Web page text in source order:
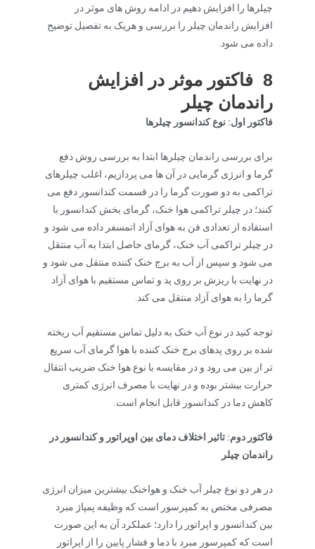
چیلرها را افزایش دهیم در ادامه روش های موثر در
افزایش راندمان چیلر را بررسی و هریک به تفصیل توضیح
داده می شود.
8 فاکتور موثر در افزایش
راندمان چیلر
فاکتور اول: نوع کندانسور چیلرها
برای بررسی راندمان چیلرها ابتدا به بررسی روش دفع
گرما و انرژی گرمایی در آن ها می پردازیم، اغلب چیلرهای
تراکمی به دو صورت گرما را در قسمت کندانسور دفع می
کنند؛ در چیلر تراکمی هوا خنک، گرمای بخش کندانسور با
استفاده از تعدادی فن به هوای آزاد اتمسفر داده می شود و
در چیلر تراکمی آب خنک، گرمای حاصل ابتدا به آب منتقل
می شود و سپس از آب به برج خنک کننده منتقل می شود و
در نهایت با ریزش بر روی پد و تماس مستقیم با هوای آزاد
گرما را به هوای آزاد منتقل می کند.
توجه کنید در نوع آب خنک به دلیل تماس مستقیم آب ریخته
شده بر روی پدهای برج خنک کننده با هوا گرمای آب سریع
تر از بین می رود و در مقایسه با نوع هوا خنک ضریب انتقال
حرارت بیشتر بوده و در نهایت با مصرف انرژی کمتری
کاهش دما در کندانسور قابل انجام است.
فاکتور دوم: تاثیر اختلاف دمای بین اوپراتور و کندانسور در
راندمان چیلر
در هر دو نوع چیلر آب خنک و هواخنک بیشترین میزان انرژی
مصرفی مختص به کمپرسور است که وظیفه پمپاژ مبرد
بین کندانسور و اپراتور را دارد؛ عملکرد آن به این صورت
است که کمپرسور مبرد با دما و فشار پایین را از اپراتور